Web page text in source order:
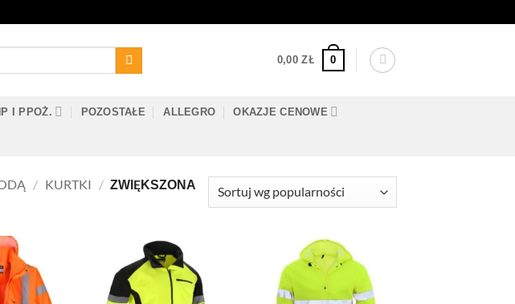
0,00ZŁ 0
I PPOŻ. POZOSTAŁE ALLEGRO OKAZJE CENOWE
/ KURTKI / ZWIĘKSZONA